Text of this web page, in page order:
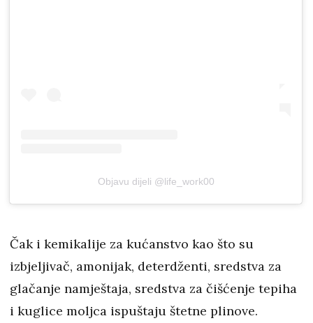
Objavu dijeli @life_work00
Čak i kemikalije za kućanstvo kao što su
izbjeljivač, amonijak, deterdženti, sredstva za
glačanje namještaja, sredstva za čišćenje tepiha
i kuglice moljca ispuštaju štetne plinove.